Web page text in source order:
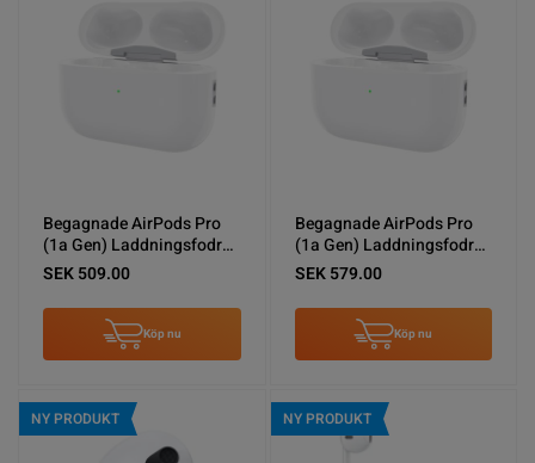
Begagnade AirPods Pro
(1a Gen) Laddningsfodral
- Använt skick
SEK 509.00
Köp nu
Begagnade AirPods Pro
(1a Gen) Laddningsfodral
- Bra skick
SEK 579.00
Köp nu
NY PRODUKT NY PRODUKT